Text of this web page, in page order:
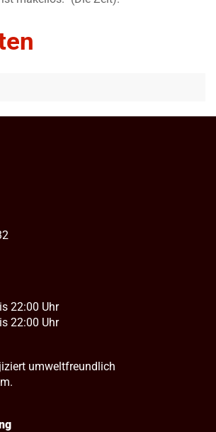
22:00 Uhr
22:00 Uhr
umweltfreundlich